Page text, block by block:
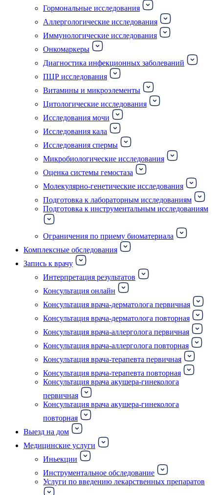
Гормональные исследования
Аллергологические исследования
Иммунологические исследования
Онкомаркеры
Диагностика инфекционных заболеваний
ПЦР исследования
Витамины и микроэлементы
Цитологические исследования
Исследования мочи
Исследования кала
Исследования спермы
Микробиологические исследования
Оценка системы гемостаза
Молекулярно-генетические исследования
Подготовка к лабораторным исследованиям
Подготовка к инструментальным исследованиям
Ограничения по приему биоматериала
Комплексные обследования
Запись к врачу
Интерпретация результатов
Консультация онлайн
Консультация врача-дерматолога первичная
Консультация врача-дерматолога повторная
Консультация врача-аллерголога первичная
Консультация врача-аллерголога повторная
Консультация врача-терапевта первичная
Консультация врача-терапевта повторная
Консультация врача акушера-гинеколога
первичная
Консультация врача акушера-гинеколога
повторная
Выезд на дом
Медицинские услуги
Иньекции
Инструментальное обследование
Услуги по введению лекарственных препаратов